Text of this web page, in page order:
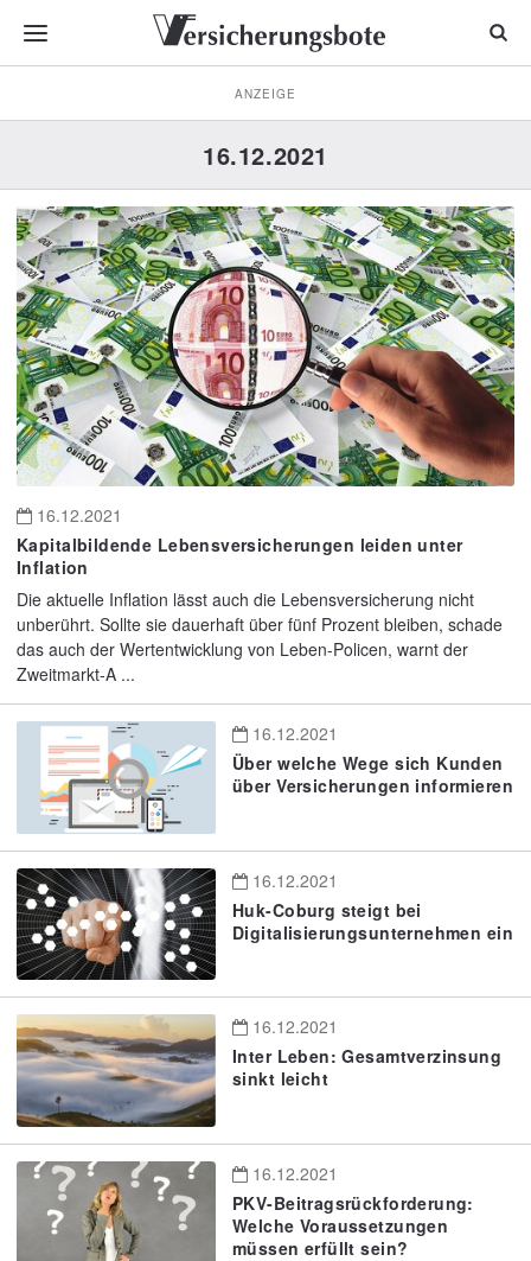
ANZEIGE
16.12.2021
16.12.2021
Kapitalbildende Lebensversicherungen leiden unter
Inflation
Die aktuelle Inflation lässt auch die Lebensversicherung nicht
unberührt. Sollte sie dauerhaft über fünf Prozent bleiben, schade
das auch der Wertentwicklung von Leben-Policen, warnt der
Zweitmarkt-A ...
16.12.2021
Über welche Wege sich Kunden
über Versicherungen informieren
16.12.2021
Huk-Coburg steigt bei
Digitalisierungsunternehmen ein
16.12.2021
Inter Leben: Gesamtverzinsung
sinkt leicht
16.12.2021
PKV-Beitragsrückforderung:
Welche Voraussetzungen
müssen erfüllt sein?